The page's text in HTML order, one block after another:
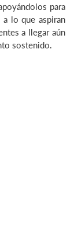
para
lo que aspiran
a llegar aún
sostenido.